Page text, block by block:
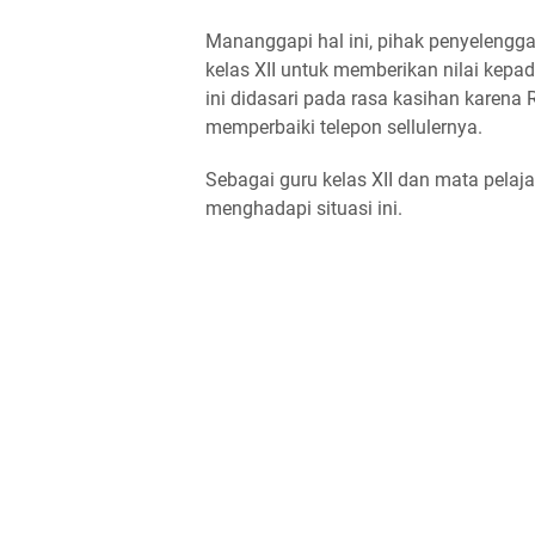
Mananggapi hal ini, pihak
kelas XII untuk memberikan nilai
ini didasari pada rasa kasihan
memperbaiki telepon sellulernya.
Sebagai guru kelas XII dan mata
menghadapi situasi ini.